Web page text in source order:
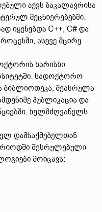
აქვს ბაკალავრისა
მეცნიერებებში.
იყენებდა C++, C# და
ასევე მცირე
ხარისხი
სადოქტორო
ბიბლიოთეკა, შეასრულა
პუბლიკაცია და
ხელმძღვანელს
დამსაქმებელთან
შესრულებული
მოიცავს: